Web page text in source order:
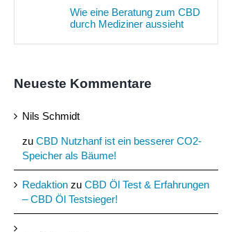
Shop kaufen oder selber
Juli 30th, 2022 | 0 Kommentare
Produkte mit Hanf
Wie eine Beratung zum CBD
durch Mediziner aussieht
Neueste Kommentare
Nils Schmidt
zu CBD Nutzhanf ist ein besserer CO2-
Speicher als Bäume!
Redaktion zu CBD Öl Test & Erfahrungen
– CBD Öl Testsieger!